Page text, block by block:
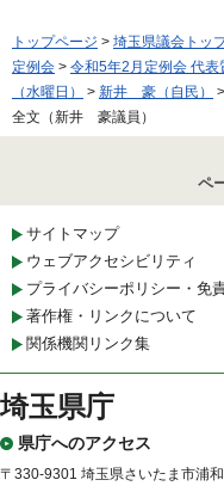
トップページ > 埼玉県議会トッ
定例会 > 令和5年2月定例会 代
（水曜日）
> 新井 豪（自民）
全文（新井 豪議員）
ペ
サイトマップ
ウェブアクセシビリティ
プライバシーポリシー・免
著作権・リンクについて
関係機関リンク集
埼玉県庁
県庁へのアクセス
〒330-9301 埼玉県さいたま市浦